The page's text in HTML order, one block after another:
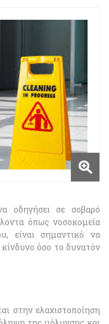
οδηγήσει σε σοβαρό
όπως νοσοκομεία
είναι σημαντικό να
όσο το δυνατόν
στην ελαχιστοποίηση